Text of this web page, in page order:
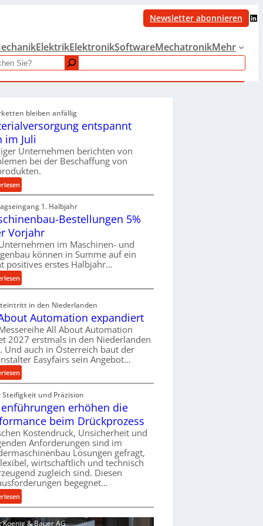
Newsletter abonnieren LinkedIn
ElektrikElektronikSoftwareMechatronikMehr
bleiben anfällig
entspannt
im Juli
Unternehmen berichten von
bei der Beschaffung von
:
M
a
t
r
a
l
v
r
s
o
r
g
u
n
g
e
n
t
p
a
n
n
t
s
i
c
1. Halbjahr
Bestellungen 5%
Vorjahr
im Maschinen- und
können in Summe auf ein
positives erstes Halbjahr…
:
M
c
h
i
n
e
n
a
u
-
B
e
s
t
e
l
l
n
in den Niederlanden
Automation expandiert
All About Automation
2027 erstmals in den Niederlanden
Und auch in Österreich baut der
Easyfairs sein Angebot…
:
A
l
l
b
o
u
t
A
u
t
o
m
Steifigkeit und Präzision
erhöhen die
beim Drückprozess
Kostendruck, Unsicherheit und
Anforderungen sind im
Lösungen gefragt,
wirtschaftlich und technisch
zugleich sind. Diesen
begegnet…
:
R
o
Koenig & Bauer AG